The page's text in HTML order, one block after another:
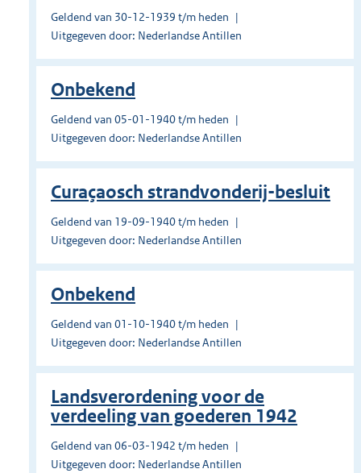
Geldend van 30-12-1939 t/m heden
Uitgegeven door: Nederlandse Antillen
Onbekend
Geldend van 05-01-1940 t/m heden
Uitgegeven door: Nederlandse Antillen
Curaçaosch strandvonderij-besluit
Geldend van 19-09-1940 t/m heden
Uitgegeven door: Nederlandse Antillen
Onbekend
Geldend van 01-10-1940 t/m heden
Uitgegeven door: Nederlandse Antillen
Landsverordening voor de
verdeeling van goederen 1942
Geldend van 06-03-1942 t/m heden
Uitgegeven door: Nederlandse Antillen